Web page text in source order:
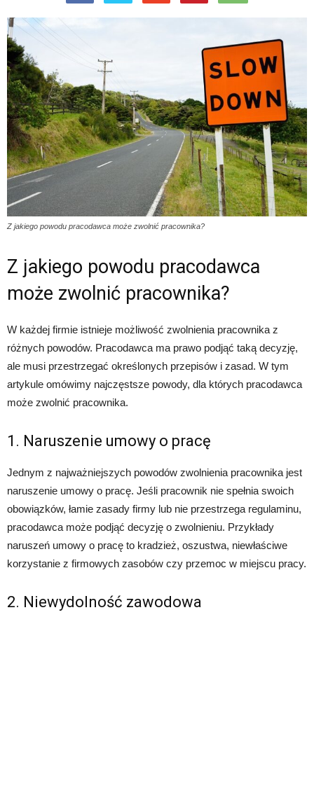
Z jakiego powodu pracodawca może zwolnić pracownika?
Z jakiego powodu pracodawca
może zwolnić pracownika?
W każdej firmie istnieje możliwość zwolnienia pracownika z
różnych powodów. Pracodawca ma prawo podjąć taką decyzję,
ale musi przestrzegać określonych przepisów i zasad. W tym
artykule omówimy najczęstsze powody, dla których pracodawca
może zwolnić pracownika.
1. Naruszenie umowy o pracę
Jednym z najważniejszych powodów zwolnienia pracownika jest
naruszenie umowy o pracę. Jeśli pracownik nie spełnia swoich
obowiązków, łamie zasady firmy lub nie przestrzega regulaminu,
pracodawca może podjąć decyzję o zwolnieniu. Przykłady
naruszeń umowy o pracę to kradzież, oszustwa, niewłaściwe
korzystanie z firmowych zasobów czy przemoc w miejscu pracy.
2. Niewydolność zawodowa